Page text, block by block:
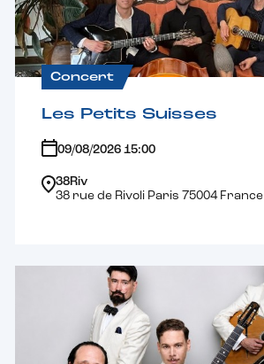
Concert
Les Petits Suisses
09/08/2026 15:00
38Riv
38 rue de Rivoli Paris 75004 France